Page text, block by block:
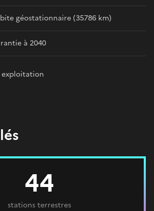
géostationnaire (35786 km)
à 2040
exploitation
44
stations terrestres